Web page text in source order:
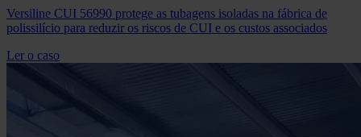
Versiline CUI 56990 protege as tubagens isoladas na fábrica de
polissilício para reduzir os riscos de CUI e os custos associados
Ler o caso